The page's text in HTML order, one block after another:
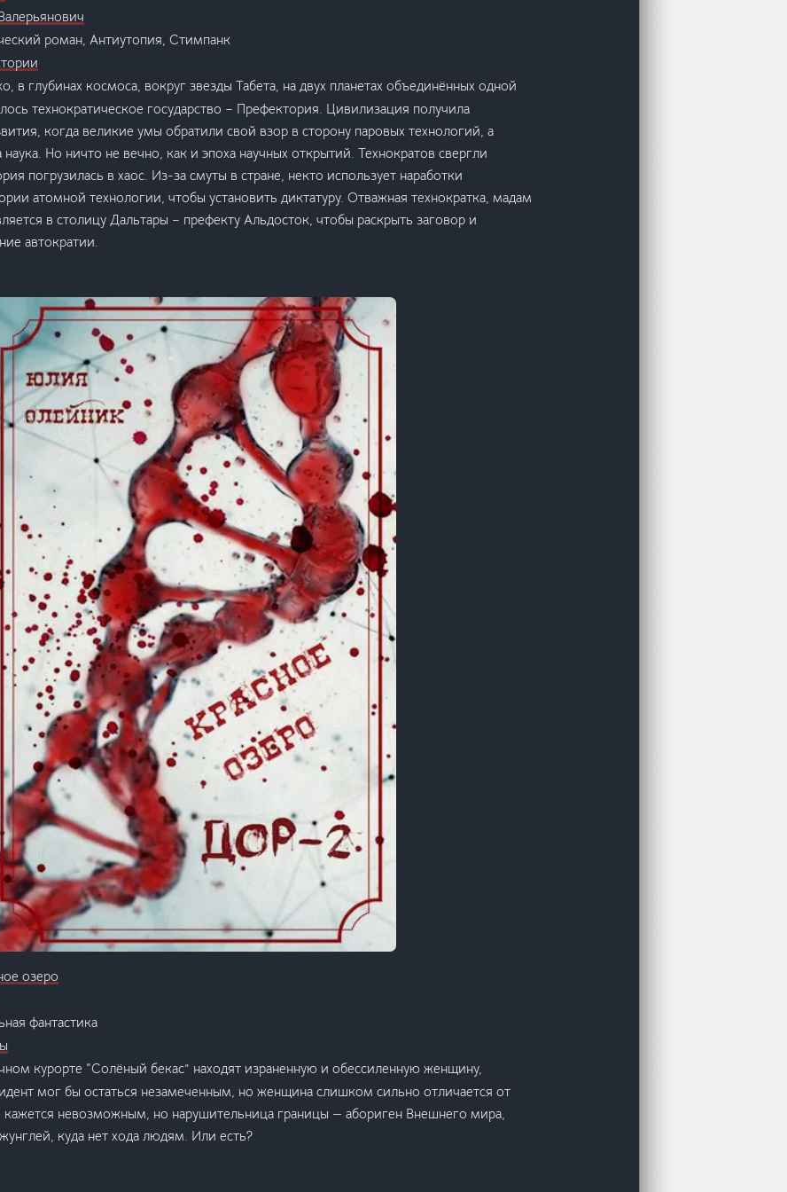
роман, Антиутопия, Стимпанк
в глубинах космоса, вокруг звезды Табета, на двух планетах объединённых одной
технократическое государство – Префектория. Цивилизация получила
когда великие умы обратили свой взор в сторону паровых технологий, а
Но ничто не вечно, как и эпоха научных открытий. Технократов свергли
погрузилась в хаос. Из-за смуты в стране, некто использует наработки
атомной технологии, чтобы установить диктатуру. Отважная технократка, мадам
в столицу Дальтары – префекту Альдосток, чтобы раскрыть заговор и
автократии.
озеро
фантастика
курорте “Солёный бекас” находят израненную и обессиленную женщину,
мог бы остаться незамеченным, но женщина слишком сильно отличается от
невозможным, но нарушительница границы — абориген Внешнего мира,
куда нет хода людям. Или есть?